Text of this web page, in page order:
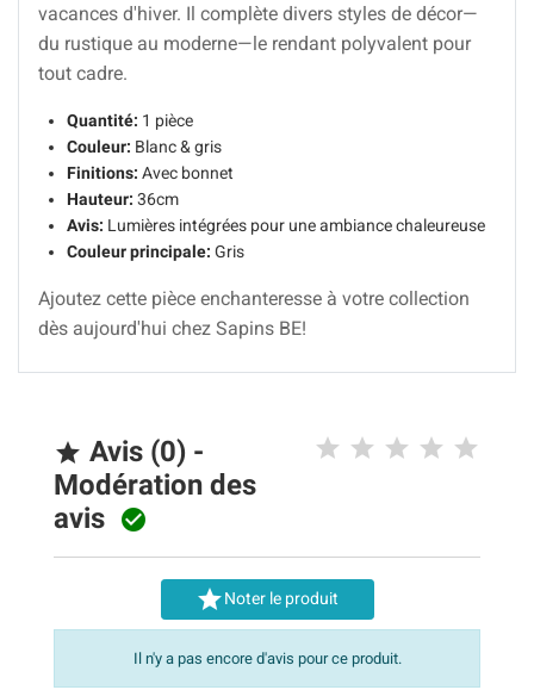
vacances d'hiver. Il complète divers styles de décor—
du rustique au moderne—le rendant polyvalent pour
tout cadre.
Quantité: 1 pièce
Couleur: Blanc & gris
Finitions: Avec bonnet
Hauteur: 36cm
Avis: Lumières intégrées pour une ambiance chaleureuse
Couleur principale: Gris
Ajoutez cette pièce enchanteresse à votre collection
dès aujourd'hui chez Sapins BE!
 Avis (0) -
Modération des
avis 
Noter le produit
Il n'y a pas encore d'avis pour ce produit.